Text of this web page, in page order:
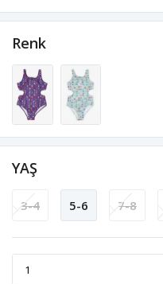
Renk
YAŞ
3-4 5-6 7-8